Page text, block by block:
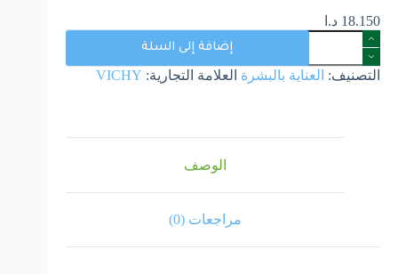
18.150 د.ا
إضافة إلى السلة
التصنيف: العناية بالبشرة العلامة التجارية: VICHY
الوصف
مراجعات (0)